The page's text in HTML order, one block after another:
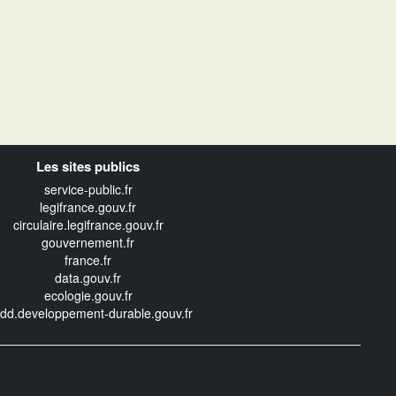
Les sites publics
service-public.fr
legifrance.gouv.fr
circulaire.legifrance.gouv.fr
gouvernement.fr
france.fr
data.gouv.fr
ecologie.gouv.fr
durable.gouv.fr